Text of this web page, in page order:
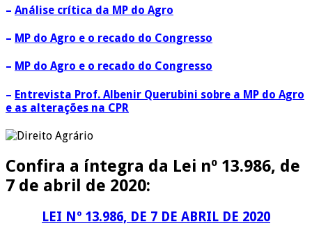
– Análise crítica da MP do Agro
– MP do Agro e o recado do Congresso
– MP do Agro e o recado do Congresso
– Entrevista Prof. Albenir Querubini sobre a MP do Agro
e as alterações na CPR
Confira a íntegra da Lei nº 13.986, de
7 de abril de 2020:
LEI Nº 13.986, DE 7 DE ABRIL DE 2020